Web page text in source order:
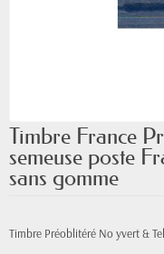
Timbre France
semeuse poste
sans gomme
Timbre Préoblitéré No yvert &